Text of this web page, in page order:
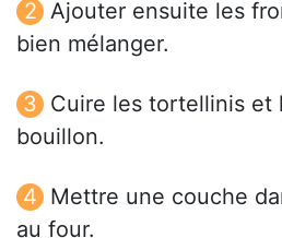
Ajouter ensuite les
bien mélanger.
Cuire les tortellinis et
bouillon.
Mettre une couche
au four.